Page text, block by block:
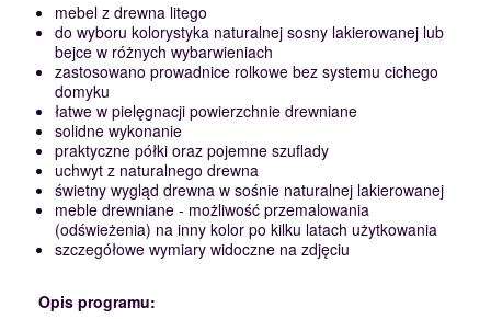
mebel z drewna litego
do wyboru kolorystyka naturalnej sosny lakierowanej lub
bejce w różnych wybarwieniach
zastosowano prowadnice rolkowe bez systemu cichego
domyku
łatwe w pielęgnacji powierzchnie drewniane
solidne wykonanie
praktyczne półki oraz pojemne szuflady
uchwyt z naturalnego drewna
świetny wygląd drewna w sośnie naturalnej lakierowanej
meble drewniane - możliwość przemalowania
(odświeżenia) na inny kolor po kilku latach użytkowania
szczegółowe wymiary widoczne na zdjęciu
Opis programu: